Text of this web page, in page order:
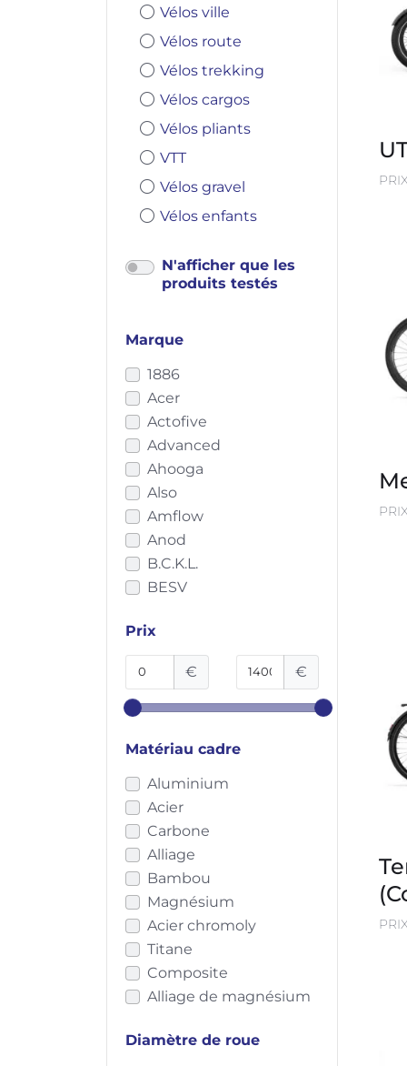
Vélos ville
Vélos route
Vélos trekking
Vélos cargos
Vélos pliants
VTT
Vélos gravel
Vélos enfants
N'afficher que les
produits testés
Marque
1886
Acer
Actofive
Advanced
Ahooga
Also
Amflow
Anod
B.C.K.L.
BESV
BMC
Bastille Cycles
Bergamont
Bike43
Bonob
Brompton
Brumaire
C du Cycle
Cannondale
Canyon
Car.los
Carbo
Cervélo
Cinelli
Colnago
Corratec
Prix
€ €
Matériau cadre
Aluminium
Acier
Carbone
Alliage
Bambou
Magnésium
Acier chromoly
Titane
Composite
Alliage de magnésium
Diamètre de roue